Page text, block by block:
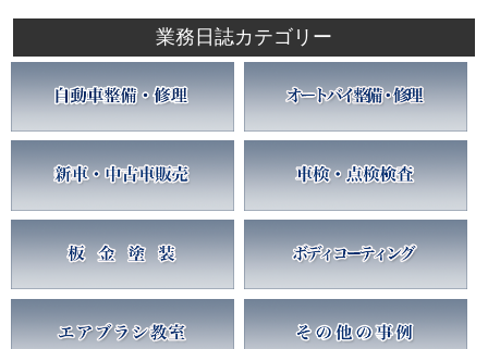
業務日誌カテゴリー